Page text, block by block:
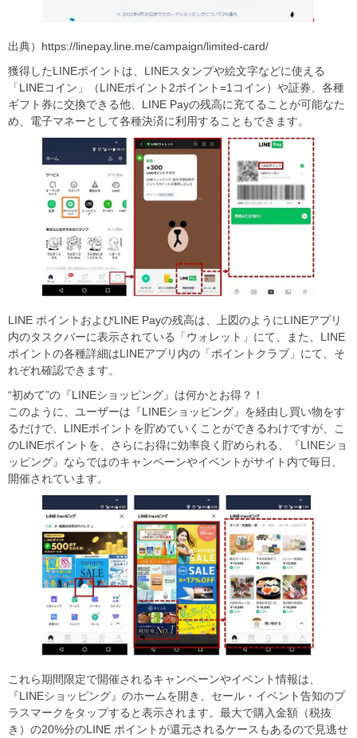
出典）https://linepay.line.me/campaign/limited-card/
獲得したLINEポイントは、LINEスタンプや絵文字などに使える
「LINEコイン」（LINEポイント2ポイント=1コイン）や証券、各種
ギフト券に交換できる他、LINE Payの残高に充てることが可能なた
め、電子マネーとして各種決済に利用することもできます。
LINE ポイントおよびLINE Payの残高は、上図のようにLINEアプリ
内のタスクバーに表示されている「ウォレット」にて、また、LINE
ポイントの各種詳細はLINEアプリ内の「ポイントクラブ」にて、そ
れぞれ確認できます。
“初めて”の『LINEショッピング』は何かとお得？！
このように、ユーザーは『LINEショッピング』を経由し買い物をす
るだけで、LINEポイントを貯めていくことができるわけですが、こ
のLINEポイントを、さらにお得に効率良く貯められる、『LINEショ
ッピング』ならではのキャンペーンやイベントがサイト内で毎日、
開催されています。
これら期間限定で開催されるキャンペーンやイベント情報は、
『LINEショッピング』のホームを開き、セール・イベント告知のプ
ラスマークをタップすると表示されます。最大で購入金額（税抜
き）の20%分のLINE ポイントが還元されるケースもあるので見逃せ